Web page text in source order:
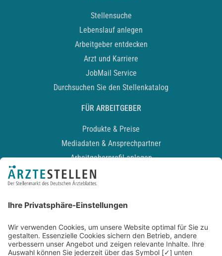
Stellensuche
Lebenslauf anlegen
Arbeitgeber entdecken
Arzt und Karriere
JobMail Service
Durchsuchen Sie den Stellenkatalog
FÜR ARBEITGEBER
Produkte & Preise
Mediadaten & Ansprechpartner
Arbeitgeberprofil anlegen
Recruiting-Podcast
Kontakt
Datenschutz